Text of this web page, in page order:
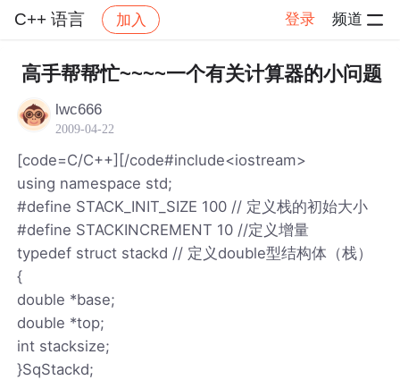
C++ 语言 加入 登录 频道
社区 C++ 语言 帖子详情
高手帮帮忙~~~~一个有关计算器的小问题
lwc666
2009-04-22
[code=C/C++][/code#include<iostream>
using namespace std;
#define STACK_INIT_SIZE 100 // 定义栈的初始大小
#define STACKINCREMENT 10 //定义增量
typedef struct stackd // 定义double型结构体（栈）
{
double *base;
double *top;
int stacksize;
}SqStackd;